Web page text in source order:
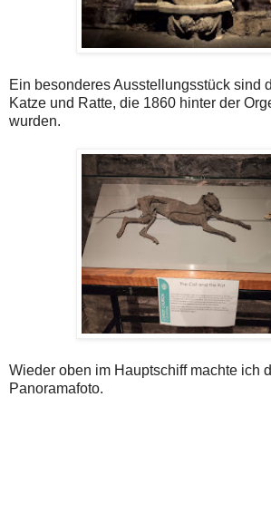
Ein besonderes Ausstellungsstück sind
Katze und Ratte, die 1860 hinter der
wurden.
Wieder oben im Hauptschiff machte ich
Panoramafoto.